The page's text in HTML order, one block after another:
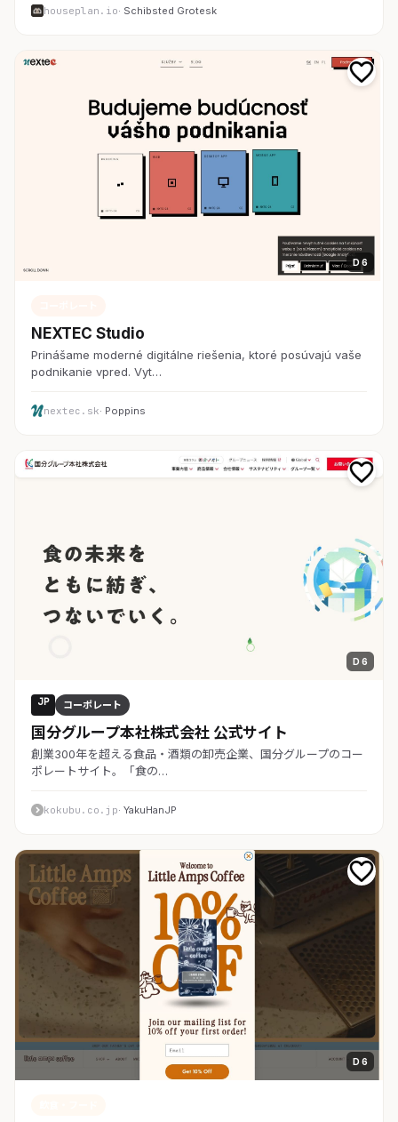
houseplan.io· Schibsted Grotesk
D 6
NEXTEC Studio
Prinášame moderné digitálne riešenia, ktoré posúvajú vaše
podnikanie vpred. Vyt…
nextec.sk· Poppins
D 6
JP コーポレート
国分グループ本社株式会社 公式サイト
創業300年を超える食品・酒類の卸売企業、国分グループのコー
ポレートサイト。「食の…
kokubu.co.jp· YakuHanJP
D 6